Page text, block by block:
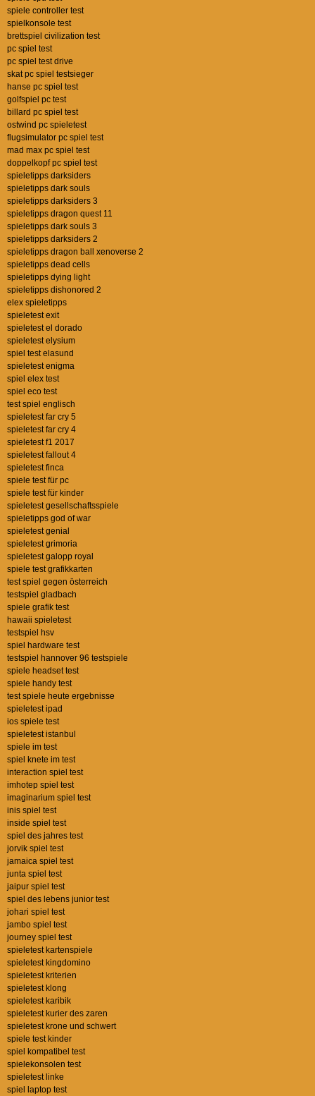
spiele controller test
spielkonsole test
brettspiel civilization test
pc spiel test
pc spiel test drive
skat pc spiel testsieger
hanse pc spiel test
golfspiel pc test
billard pc spiel test
ostwind pc spieletest
flugsimulator pc spiel test
mad max pc spiel test
doppelkopf pc spiel test
spieletipps darksiders
spieletipps dark souls
spieletipps darksiders 3
spieletipps dragon quest 11
spieletipps dark souls 3
spieletipps darksiders 2
spieletipps dragon ball xenoverse 2
spieletipps dead cells
spieletipps dying light
spieletipps dishonored 2
elex spieletipps
spieletest exit
spieletest el dorado
spieletest elysium
spiel test elasund
spieletest enigma
spiel elex test
spiel eco test
test spiel englisch
spieletest far cry 5
spieletest far cry 4
spieletest f1 2017
spieletest fallout 4
spieletest finca
spiele test für pc
spiele test für kinder
spieletest gesellschaftsspiele
spieletipps god of war
spieletest genial
spieletest grimoria
spieletest galopp royal
spiele test grafikkarten
test spiel gegen österreich
testspiel gladbach
spiele grafik test
hawaii spieletest
testspiel hsv
spiel hardware test
testspiel hannover 96 testspiele
spiele headset test
spiele handy test
test spiele heute ergebnisse
spieletest ipad
ios spiele test
spieletest istanbul
spiele im test
spiel knete im test
interaction spiel test
imhotep spiel test
imaginarium spiel test
inis spiel test
inside spiel test
spiel des jahres test
jorvik spiel test
jamaica spiel test
junta spiel test
jaipur spiel test
spiel des lebens junior test
johari spiel test
jambo spiel test
journey spiel test
spieletest kartenspiele
spieletest kingdomino
spieletest kriterien
spieletest klong
spieletest karibik
spieletest kurier des zaren
spieletest krone und schwert
spiele test kinder
spiel kompatibel test
spielekonsolen test
spieletest linke
spiel laptop test